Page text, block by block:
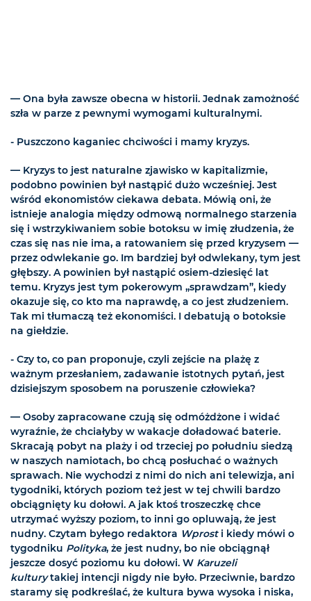
— Ona była zawsze obecna w historii. Jednak zamożność
szła w parze z pewnymi wymogami kulturalnymi.
- Puszczono kaganiec chciwości i mamy kryzys.
— Kryzys to jest naturalne zjawisko w kapitalizmie,
podobno powinien był nastąpić dużo wcześniej. Jest
wśród ekonomistów ciekawa debata. Mówią oni, że
istnieje analogia między odmową normalnego starzenia
się i wstrzykiwaniem sobie botoksu w imię złudzenia, że
czas się nas nie ima, a ratowaniem się przed kryzysem —
przez odwlekanie go. Im bardziej był odwlekany, tym jest
głębszy. A powinien był nastąpić osiem-dziesięć lat
temu. Kryzys jest tym pokerowym „sprawdzam”, kiedy
okazuje się, co kto ma naprawdę, a co jest złudzeniem.
Tak mi tłumaczą też ekonomiści. I debatują o botoksie
na giełdzie.
- Czy to, co pan proponuje, czyli zejście na plażę z
ważnym przesłaniem, zadawanie istotnych pytań, jest
dzisiejszym sposobem na poruszenie człowieka?
— Osoby zapracowane czują się odmóżdżone i widać
wyraźnie, że chciałyby w wakacje doładować baterie.
Skracają pobyt na plaży i od trzeciej po południu siedzą
w naszych namiotach, bo chcą posłuchać o ważnych
sprawach. Nie wychodzi z nimi do nich ani telewizja, ani
tygodniki, których poziom też jest w tej chwili bardzo
obciągnięty ku dołowi. A jak ktoś troszeczkę chce
utrzymać wyższy poziom, to inni go opluwają, że jest
nudny. Czytam byłego redaktora Wprosti kiedy mówi o
tygodniku Polityka, że jest nudny, bo nie obciągnął
jeszcze dosyć poziomu ku dołowi. W Karuzeli
kulturytakiej intencji nigdy nie było. Przeciwnie, bardzo
staramy się podkreślać, że kultura bywa wysoka i niska,